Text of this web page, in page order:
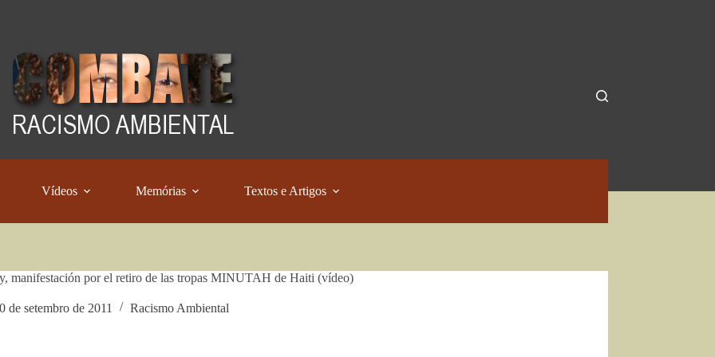
Vídeos Memórias Textos e Artigos
manifestación por el retiro de las tropas MINUTAH de Haiti (vídeo)
de setembro de 2011 Racismo Ambiental